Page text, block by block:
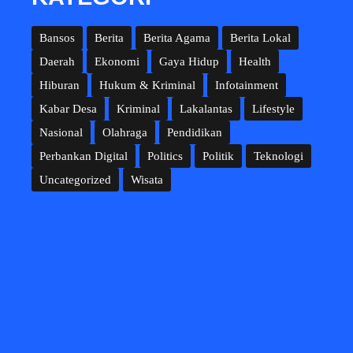
Bansos Berita Berita Agama
Berita Lokal
Daerah
Ekonomi Gaya Hidup
Health
Hiburan
Hukum & Kriminal
Infotainment
Kabar Desa
Kriminal Lakalantas
Lifestyle
Nasional
Olahraga
Pendidikan
Perbankan Digital
Politics Politik
Teknologi
Uncategorized
Wisata